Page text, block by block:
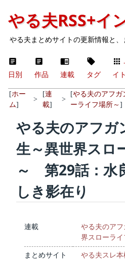
やる夫RSS+イ
やる夫まとめサイトの更新情報と
日別 作品 連載 タグ
イト
[ホー
ム]
>
[連
載]
>
[やる夫のアフガ
ーライフ場所～]
やる夫のアフガ
生～異世界スロ
～ 第29話：水
しき影在り
連載
やる夫のア
界スローライ
まとめサイト やる夫スレ本